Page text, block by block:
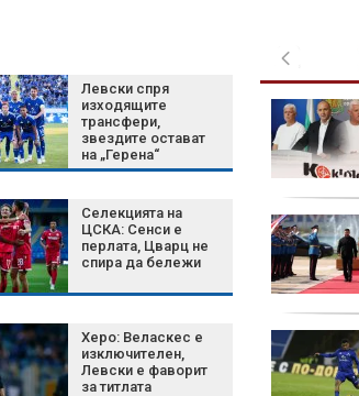
Левски спря
изходящите
трансфери,
звездите остават
на „Герена“
Селекцията на
ЦСКА: Сенси е
перлата, Цварц не
спира да бележи
Херо: Веласкес е
изключителен,
Левски е фаворит
за титлата
Сабаленка отпадна от
турнира в Торонто
"Интер" (Маями) загуби
от "Монтерей" без
Меси и Суарес
Гените не са присъда
за наднорменото
тегло, а допълнителна